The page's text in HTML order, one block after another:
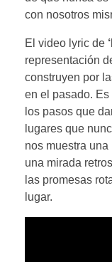
con nosotros
El video lyric de
representación
construyen por
en el pasado.
los pasos que
lugares que
nos muestra
una mirada
las promesas
lugar.